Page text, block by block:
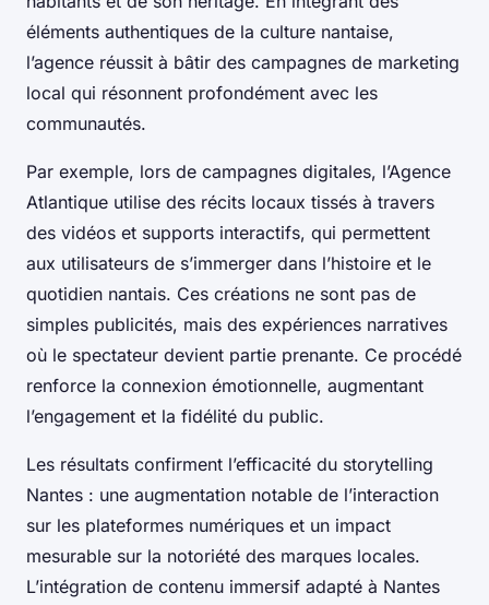
éléments authentiques de la culture nantaise,
l’agence réussit à bâtir des campagnes de marketing
local qui résonnent profondément avec les
communautés.
Par exemple, lors de campagnes digitales, l’Agence
Atlantique utilise des récits locaux tissés à travers
des vidéos et supports interactifs, qui permettent
aux utilisateurs de s’immerger dans l’histoire et le
quotidien nantais. Ces créations ne sont pas de
simples publicités, mais des expériences narratives
où le spectateur devient partie prenante. Ce procédé
renforce la connexion émotionnelle, augmentant
l’engagement et la fidélité du public.
Les résultats confirment l’efficacité du storytelling
Nantes : une augmentation notable de l’interaction
sur les plateformes numériques et un impact
mesurable sur la notoriété des marques locales.
L’intégration de contenu immersif adapté à Nantes